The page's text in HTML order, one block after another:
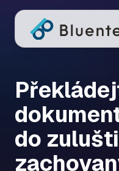
do